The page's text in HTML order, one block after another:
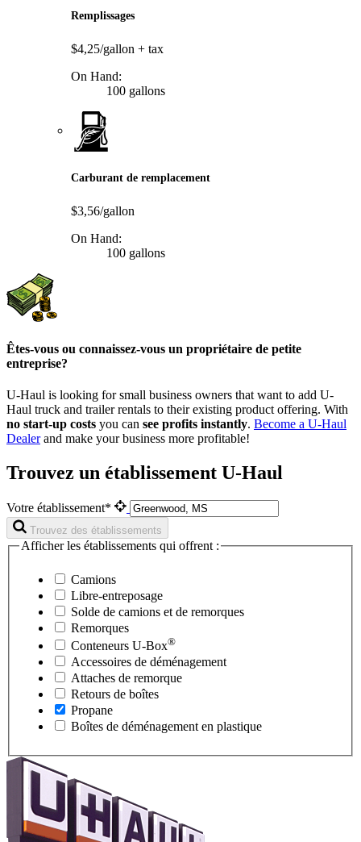
Remplissages
$4,25/gallon + tax
On Hand:
100 gallons
Carburant de remplacement
$3,56/gallon
On Hand:
100 gallons
Êtes-vous ou connaissez-vous un propriétaire de petite
entreprise?
U-Haul is looking for small business owners that want to add U-
Haul truck and trailer rentals to their existing product offering. With
no start-up costs you can see profits instantly. Become a U-Haul
Dealerand make your business more profitable!
Trouvez un établissement U-Haul
Votre établissement*
Trouvez des établissements
Afficher les établissements qui offrent :
Camions
Libre-entreposage
Solde de camions et de remorques
Remorques
Conteneurs U-Box®
Accessoires de déménagement
Attaches de remorque
Retours de boîtes
Propane
Boîtes de déménagement en plastique